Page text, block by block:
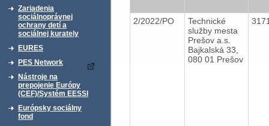
Zariadenia
sociálnoprávnej
ochrany detí a
sociálnej kurately
EURES
PES Network
Nástroje na
prepojenie Európy
(CEF)/Systém EESSI
Európsky sociálny
fond
2/2022/PO
Technické
služby mesta
Prešov a.s.
Bajkalská 33,
080 01 Prešov